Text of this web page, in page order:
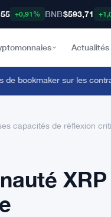
+0,91% BNB$593,71
sur les contrats
capacités de réflexion